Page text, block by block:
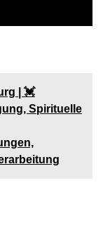
| 💓️️
Spirituelle